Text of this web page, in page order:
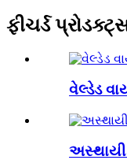
ફીચર્ડ
વેલ્ડેડ
અસ્થાયી